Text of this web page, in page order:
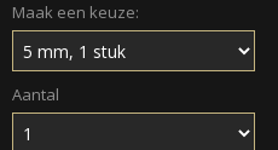
Maak een keuze:
Aantal